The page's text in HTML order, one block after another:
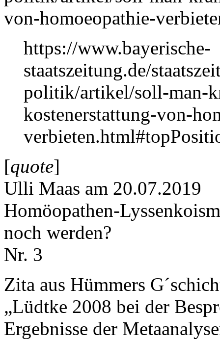
von-homoeopathie-
https://www.bayerische-
staatszeitung.de/
politik/artikel/soll-man-
kostenerstattung-von-
[quote]
Ulli Maas am 20.07.2019
Homöopathen-
noch werden?
Nr. 3
Zita aus Hümmers
„Lüdtke 2008 bei der
Ergebnisse der